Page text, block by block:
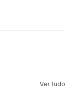
Ver tudo